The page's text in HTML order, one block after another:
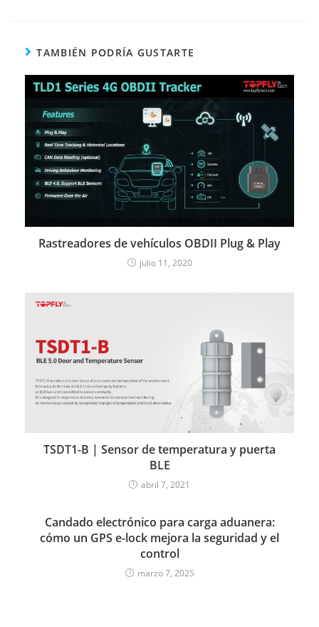
TAMBIÉN PODRÍA GUSTARTE
Rastreadores de vehículos OBDII Plug & Play
julio 11, 2020
TSDT1-B | Sensor de temperatura y puerta
BLE
abril 7, 2021
Candado electrónico para carga aduanera:
cómo un GPS e-lock mejora la seguridad y el
control
marzo 7, 2025